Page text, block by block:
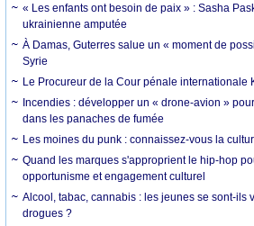
« Les enfants ont besoin de paix » : Sasha
ukrainienne amputée
À Damas, Guterres salue un « moment de
Syrie
Le Procureur de la Cour pénale internationale
Incendies : développer un « drone-avion »
dans les panaches de fumée
Les moines du punk : connaissez-vous la
Quand les marques s'approprient le hip-hop
opportunisme et engagement culturel
Alcool, tabac, cannabis : les jeunes se sont-ils
drogues ?